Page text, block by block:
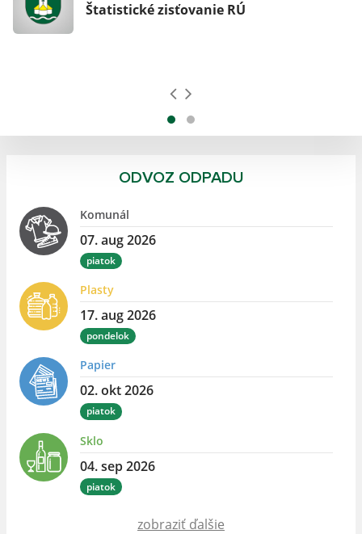
Štatistické zisťovanie RÚ
ODVOZ ODPADU
Komunál
07. aug 2026
piatok
Plasty
17. aug 2026
pondelok
Papier
02. okt 2026
piatok
Sklo
04. sep 2026
piatok
zobraziť ďalšie